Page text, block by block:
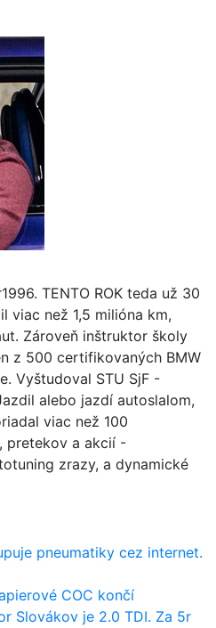
TENTO ROK teda už 30
viac než 1,5 milióna km,
Zároveň inštruktor školy
z 500 certifikovaných BMW
Vyštudoval STU SjF -
alebo jazdí autoslalom,
viac než 100
pretekov a akcií -
zrazy, a dynamické
pneumatiky cez internet.
COC končí
Slovákov je 2.0 TDI. Za 5r